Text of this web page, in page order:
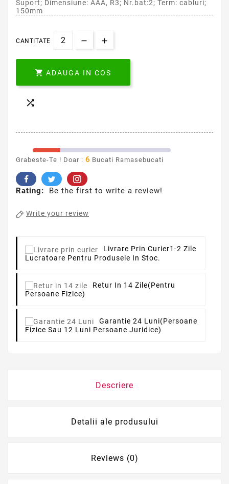
Suport; Dimensiune: AAA, R3; Nr.bat:2; Term: cabluri;
150mm
CANTITATE
 ADAUGA IN COS

Grabeste-Te ! Doar : 6 Bucati Ramasebucati
Rating: Be the first to write a review!
Write your review
Livrare Prin Curier1-2 Zile
Lucratoare Pentru Produsele In Stoc.
Retur In 14 Zile(pentru
Persoane Fizice)
Garantie 24 Luni(persoane
Fizice Sau 12 Luni Persoane Juridice)
Descriere
Detalii ale produsului
Reviews (0)